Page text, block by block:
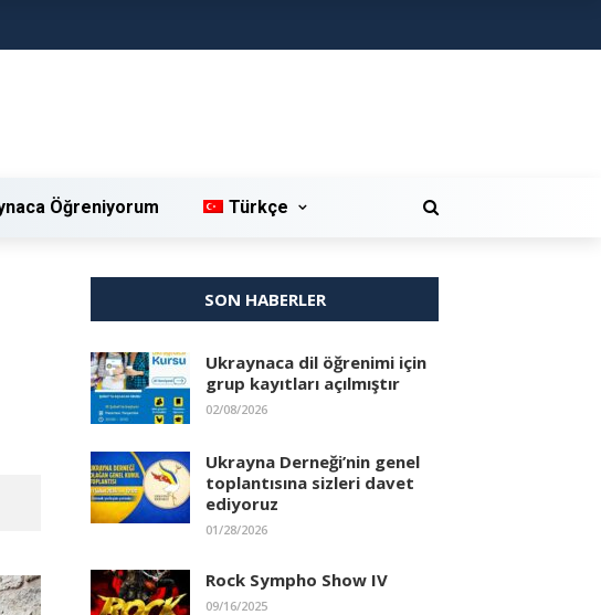
Öğreniyorum Türkçe
SON HABERLER
Ukraynaca dil öğrenimi için
grup kayıtları açılmıştır
02/08/2026
Ukrayna Derneği’nin genel
toplantısına sizleri davet
ediyoruz
01/28/2026
Rock Sympho Show IV
09/16/2025